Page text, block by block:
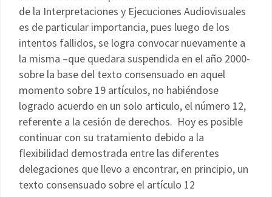
de la Interpretaciones y Ejecuciones Audiovisuales
es de particular importancia, pues luego de los
intentos fallidos, se logra convocar nuevamente a
la misma –que quedara suspendida en el año 2000-
sobre la base del texto consensuado en aquel
momento sobre 19 artículos, no habiéndose
logrado acuerdo en un solo articulo, el número 12,
referente a la cesión de derechos. Hoy es posible
continuar con su tratamiento debido a la
flexibilidad demostrada entre las diferentes
delegaciones que llevo a encontrar, en principio, un
texto consensuado sobre el artículo 12